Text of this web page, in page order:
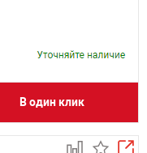
В один клик